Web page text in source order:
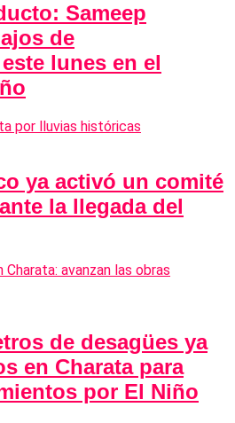
Sameep
de
lunes en el
ya activó un comité
la llegada del
de desagües ya
en Charata para
por El Niño